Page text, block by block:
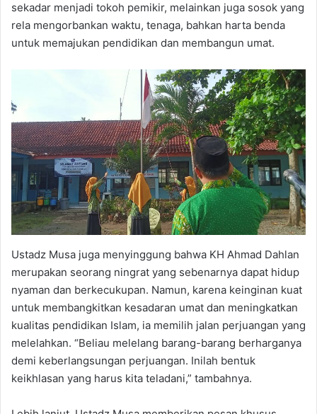
sekadar menjadi tokoh pemikir, melainkan juga sosok yang
rela mengorbankan waktu, tenaga, bahkan harta benda
untuk memajukan pendidikan dan membangun umat.
Ustadz Musa juga menyinggung bahwa KH Ahmad Dahlan
merupakan seorang ningrat yang sebenarnya dapat hidup
nyaman dan berkecukupan. Namun, karena keinginan kuat
untuk membangkitkan kesadaran umat dan meningkatkan
kualitas pendidikan Islam, ia memilih jalan perjuangan yang
melelahkan. “Beliau melelang barang-barang berharganya
demi keberlangsungan perjuangan. Inilah bentuk
keikhlasan yang harus kita teladani,” tambahnya.